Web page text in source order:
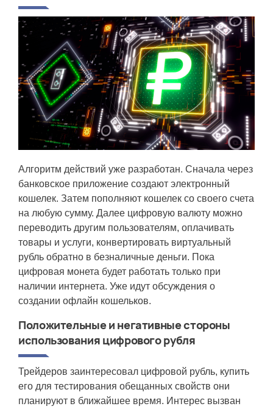
Алгоритм действий уже разработан. Сначала через
банковское приложение создают электронный
кошелек. Затем пополняют кошелек со своего счета
на любую сумму. Далее цифровую валюту можно
переводить другим пользователям, оплачивать
товары и услуги, конвертировать виртуальный
рубль обратно в безналичные деньги. Пока
цифровая монета будет работать только при
наличии интернета. Уже идут обсуждения о
создании офлайн кошельков.
Положительные и негативные стороны
использования цифрового рубля
Трейдеров заинтересовал цифровой рубль, купить
его для тестирования обещанных свойств они
планируют в ближайшее время. Интерес вызван